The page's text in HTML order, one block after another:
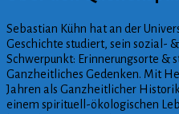
Sebastian Kühn hat an der
Geschichte studiert, sein sozial-
Schwerpunkt: Erinnerungsorte &
Ganzheitliches Gedenken. Mit
Jahren als Ganzheitlicher
einem spirituell-ökologischen